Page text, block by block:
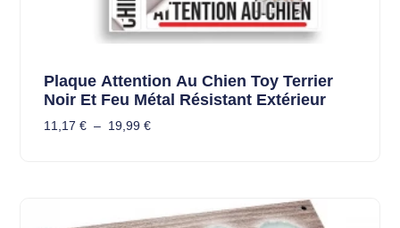
Plaque Attention Au Chien Toy Terrier
Noir Et Feu Métal Résistant Extérieur
11,17 € – 19,99 €